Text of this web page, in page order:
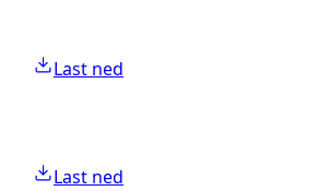
Last ned
Last ned